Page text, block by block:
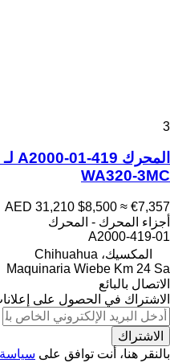
3
WA320-3MC
AED 31,210 $8,500 ≈ €7,357
أجزاء المحرك - المحرك
419-01-A2000
المكسيك، Chihuahua
Maquinaria Wiebe Km 24 Sa
الاتصال بالبائع
الاشتراك في الحصول على
الاشتراك
بالنقر هنا، أنت توافق على